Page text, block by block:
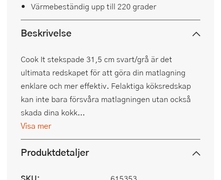
Värmebeständig upp till 220 grader
Beskrivelse
Cook It stekspade 31,5 cm svart/grå är det
ultimata redskapet för att göra din matlagning
enklare och mer effektiv. Felaktiga köksredskap
kan inte bara försvåra matlagningen utan också
skada dina kokk...
Visa mer
Produktdetaljer